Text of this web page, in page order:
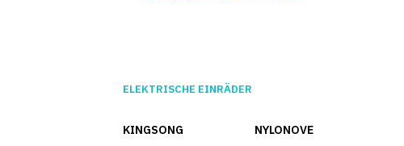
ELEKTRISCHE EINRÄDER
KINGSONG
NYLONOVE